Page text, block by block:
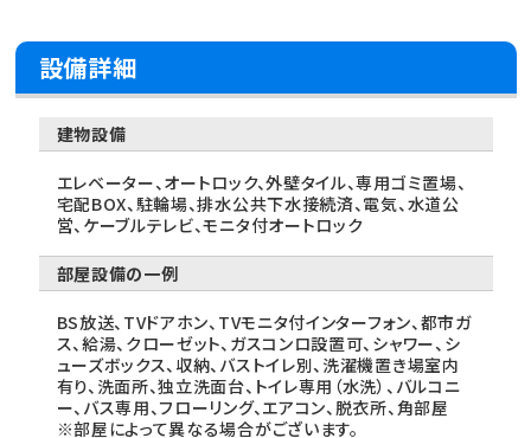
設備詳細
建物設備
エレベーター、オートロック、外壁タイル、専用ゴミ置場、
宅配BOX、駐輪場、排水公共下水接続済、電気、水道公
営、ケーブルテレビ、モニタ付オートロック
部屋設備の一例
BS放送、TVドアホン、TVモニタ付インターフォン、都市ガ
ス、給湯、クローゼット、ガスコンロ設置可、シャワー、シ
ューズボックス、収納、バストイレ別、洗濯機置き場室内
有り、洗面所、独立洗面台、トイレ専用（水洗）、バルコニ
ー、バス専用、フローリング、エアコン、脱衣所、角部屋
※部屋によって異なる場合がございます。